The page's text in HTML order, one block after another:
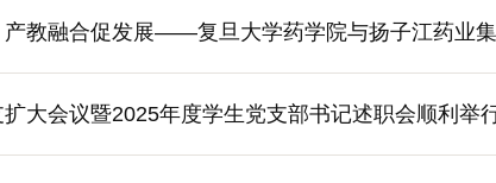
产教融合促发展——复旦大学药学院与扬子江药业
大会议暨2025年度学生党支部书记述职会顺利举